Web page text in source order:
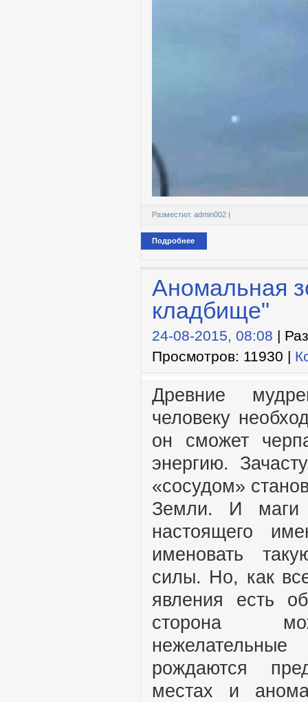
Разместил: admin002 |
Подробнее
Аномальная
кладбище"
24-08-2015, 08:08 |
Просмотров: 11930 |
Древние
человеку
он сможет
энергию.
«сосудом»
Земли. И маги
настоящего
именовать
силы. Но, как
явления есть
сторона
рождаются
местах и